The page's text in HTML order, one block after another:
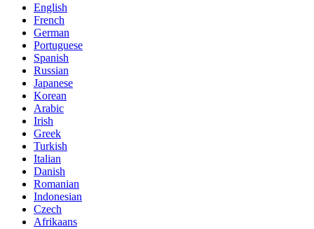
English
French
German
Portuguese
Spanish
Russian
Japanese
Korean
Arabic
Irish
Greek
Turkish
Italian
Danish
Romanian
Indonesian
Czech
Afrikaans